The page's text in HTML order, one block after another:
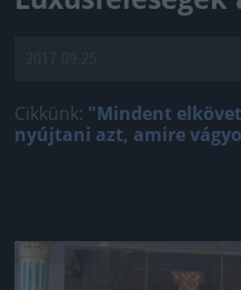
Cikkünk: "Mindent
nyújtani azt, amire
Jön